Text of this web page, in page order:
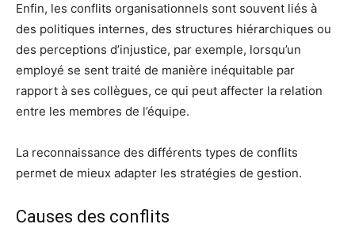
Enfin, les conflits organisationnels sont souvent liés à
des politiques internes, des structures hiérarchiques ou
des perceptions d’injustice, par exemple, lorsqu’un
employé se sent traité de manière inéquitable par
rapport à ses collègues, ce qui peut affecter la relation
entre les membres de l’équipe.
La reconnaissance des différents types de conflits
permet de mieux adapter les stratégies de gestion.
Causes des conflits